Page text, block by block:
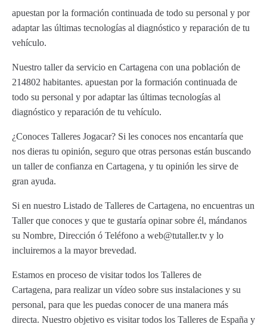
apuestan por la formación continuada de todo su personal y por
adaptar las últimas tecnologías al diagnóstico y reparación de tu
vehículo.
Nuestro taller da servicio en Cartagena con una población de
214802 habitantes. apuestan por la formación continuada de
todo su personal y por adaptar las últimas tecnologías al
diagnóstico y reparación de tu vehículo.
¿Conoces Talleres Jogacar? Si les conoces nos encantaría que
nos dieras tu opinión, seguro que otras personas están buscando
un taller de confianza en Cartagena, y tu opinión les sirve de
gran ayuda.
Si en nuestro Listado de Talleres de Cartagena, no encuentras un
Taller que conoces y que te gustaría opinar sobre él, mándanos
su Nombre, Dirección ó Teléfono a web@tutaller.tv y lo
incluiremos a la mayor brevedad.
Estamos en proceso de visitar todos los Talleres de
Cartagena, para realizar un vídeo sobre sus instalaciones y su
personal, para que les puedas conocer de una manera más
directa. Nuestro objetivo es visitar todos los Talleres de España y